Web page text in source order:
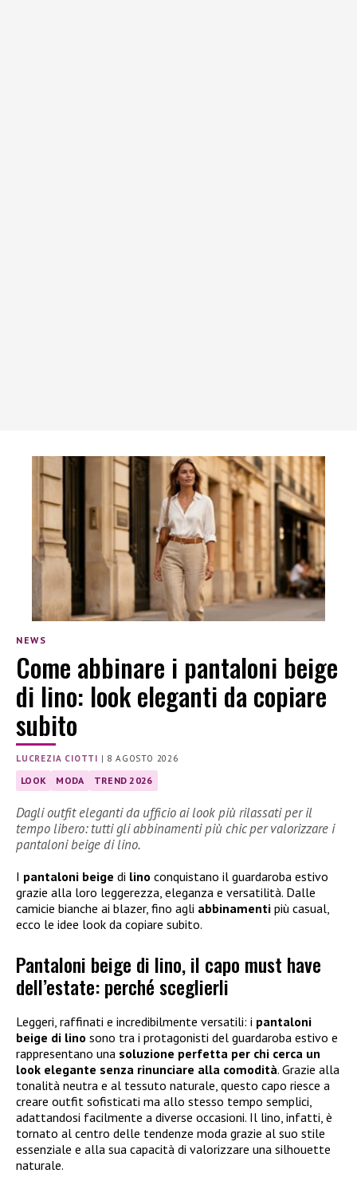
NEWS
Come abbinare i pantaloni beige
di lino: look eleganti da copiare
subito
LUCREZIA CIOTTI | 8 AGOSTO 2026
LOOK MODA TREND 2026
Dagli outfit eleganti da ufficio ai look più rilassati per il
tempo libero: tutti gli abbinamenti più chic per valorizzare i
pantaloni beige di lino.
I pantaloni beige di lino conquistano il guardaroba estivo
grazie alla loro leggerezza, eleganza e versatilità. Dalle
camicie bianche ai blazer, fino agli abbinamenti più casual,
ecco le idee look da copiare subito.
Pantaloni beige di lino, il capo must have
dell’estate: perché sceglierli
Leggeri, raffinati e incredibilmente versatili: i pantaloni
beige di lino sono tra i protagonisti del guardaroba estivo e
rappresentano una soluzione perfetta per chi cerca un
look elegante senza rinunciare alla comodità. Grazie alla
tonalità neutra e al tessuto naturale, questo capo riesce a
creare outfit sofisticati ma allo stesso tempo semplici,
adattandosi facilmente a diverse occasioni. Il lino, infatti, è
tornato al centro delle tendenze moda grazie al suo stile
essenziale e alla sua capacità di valorizzare una silhouette
naturale.